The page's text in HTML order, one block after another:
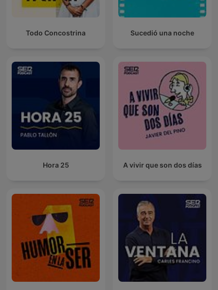
Todo Concostrina Sucedió una noche
Hora 25 A vivir que son dos días